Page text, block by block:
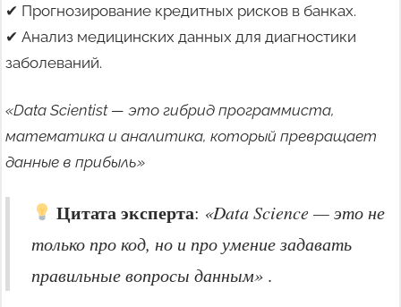
✔ Прогнозирование кредитных рисков в банках.
✔ Анализ медицинских данных для диагностики
заболеваний.
«Data Scientist — это гибрид программиста,
математика и аналитика, который превращает
данные в прибыль»
Цитата эксперта: «Data Science — это не
только про код, но и про умение задавать
правильные вопросы данным» .